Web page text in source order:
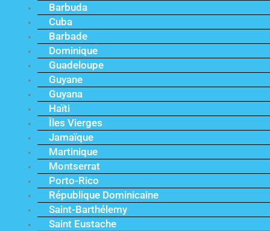
Barbuda
Cuba
Barbade
Dominique
Guadeloupe
Guyane
Guyana
Haïti
Îles Vierges
Jamaïque
Martinique
Montserrat
Porto-Rico
République Dominicaine
Saint-Barthélemy
Saint Eustache